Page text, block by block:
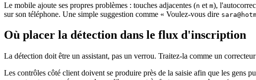
Le mobile ajoute ses propres problèmes : touches adjacentes (n et m),
sur son téléphone. Une simple suggestion comme « Voulez‑vous dire
Où placer la détection dans le flux d'inscription
La détection doit être un assistant, pas un verrou. Traitez‑la comme un
Les contrôles côté client doivent se produire près de la saisie afin que les gens